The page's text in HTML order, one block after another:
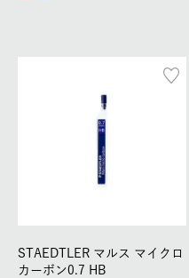
STAEDTLER マルス マイクロ
カーボン0.7 HB